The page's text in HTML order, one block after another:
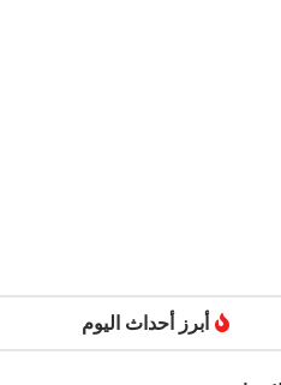
أبرز أحداث اليوم